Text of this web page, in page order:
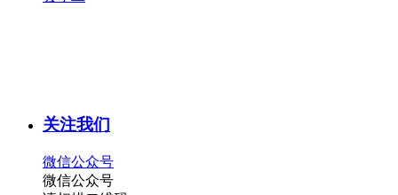
关注我们
微信公众号
微信公众号